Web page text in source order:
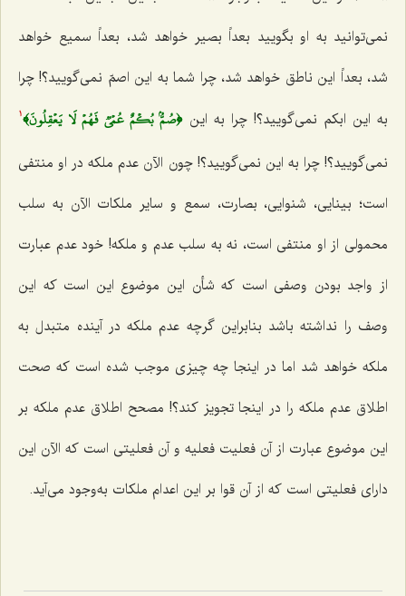
نمی‌توانید به او بگویید بعداً بصیر خواهد شد، بعداً سمیع خواهد
شد، بعداً این ناطق خواهد شد، چرا شما به این اصمّ نمی‌گویید؟! چرا
به این ابکم نمی‌گویید؟! چرا به این﴿صُمُّۢ بُكۡمٌ عُمۡيٞ فَهُمۡ لَا يَعۡقِلُونَ﴾1
نمی‌گویید؟! چرا به این نمی‌گویید؟! چون الآن عدم ملکه در او منتفی
است؛ بینایی، شنوایی، بصارت، سمع و سایر ملکات الآن به سلب
محمولی از او منتفی است، نه به سلب عدم و ملکه! خود عدم عبارت
از واجد بودن وصفی است که شأن این موضوع این است که این
وصف را نداشته باشد بنابراین گرچه عدم ملکه در آینده متبدل به
ملکه خواهد شد اما در اینجا چه چیزی موجب شده است که صحت
اطلاق عدم ملکه را در اینجا تجویز کند؟! مصحح اطلاق عدم ملکه بر
این موضوع عبارت از آن فعلیت فعلیه و آن فعلیتی است که الآن این
دارای فعلیتی است که از آن قوا بر این اعدام ملکات به‌وجود می‌آید.